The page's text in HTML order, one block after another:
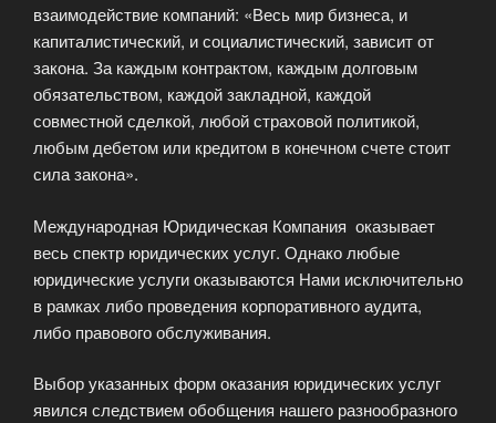
взаимодействие компаний: «Весь мир бизнеса, и
капиталистический, и социалистический, зависит от
закона. За каждым контрактом, каждым долговым
обязательством, каждой закладной, каждой
совместной сделкой, любой страховой политикой,
любым дебетом или кредитом в конечном счете стоит
сила закона».
Международная Юридическая Компания оказывает
весь спектр юридических услуг. Однако любые
юридические услуги оказываются Нами исключительно
в рамках либо проведения корпоративного аудита,
либо правового обслуживания.
Выбор указанных форм оказания юридических услуг
явился следствием обобщения нашего разнообразного